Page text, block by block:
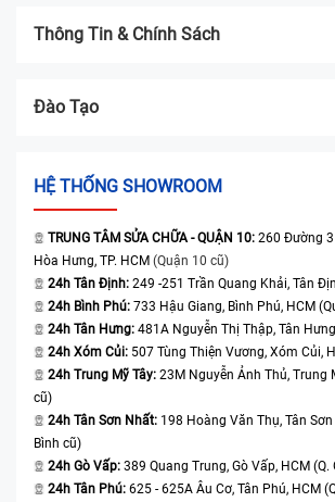
Thông Tin & Chính Sách
Đào Tạo
HỆ THỐNG SHOWROOM
TRUNG TÂM SỬA CHỮA - QUẬN 10: 260 Đường
Hòa Hưng, TP. HCM (Quận 10 cũ)
24h Tân Định: 249 -251 Trần Quang Khải, Tân
24h Bình Phú: 733 Hậu Giang, Bình Phú, HCM
24h Tân Hưng: 481A Nguyễn Thị Thập, Tân
24h Xóm Củi: 507 Tùng Thiện Vương, Xóm Củi,
24h Trung Mỹ Tây: 23M Nguyễn Ảnh Thủ, Trung
cũ)
24h Tân Sơn Nhất: 198 Hoàng Văn Thụ, Tân
Bình cũ)
24h Gò Vấp: 389 Quang Trung, Gò Vấp, HCM (Q.
24h Tân Phú: 625 - 625A Âu Cơ, Tân Phú, HCM